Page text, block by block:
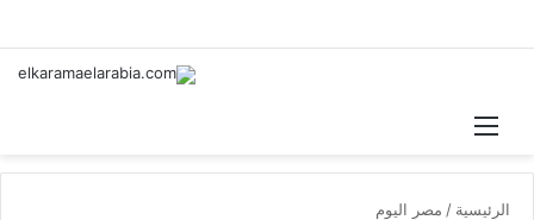
الرئيسية / مصر اليوم